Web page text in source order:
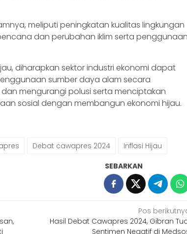
meliputi peningkatan kualitas lingkungan
dan perubahan iklim serta penggunaan
diharapkan sektor industri ekonomi dapat
sumber daya alam secara
mengurangi polusi serta menciptakan
sosial dengan membangun ekonomi hijau.
Debat cawapres 2024 Inflasi Hijau
SEBARKAN
Pos
Hasil Debat Cawapres 2024, Gibran
Sentimen Negatif di